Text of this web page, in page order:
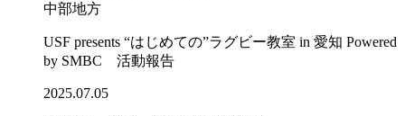
中部地方
USF presents “はじめての”ラグビー教室 in 愛知 Powered
by SMBC 活動報告
2025.07.05